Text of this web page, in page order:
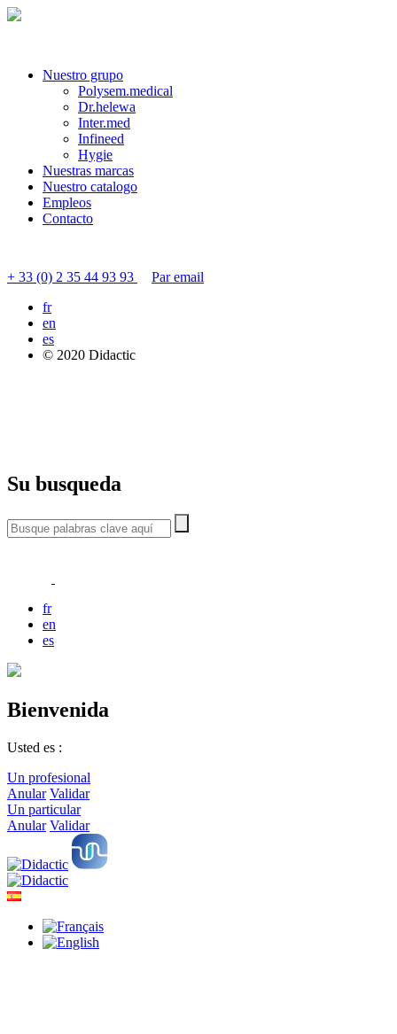
Nuestro grupo
Polysem.medical
Dr.helewa
Inter.med
Infineed
Hygie
Nuestras marcas
Nuestro catalogo
Empleos
Contacto
+ 33 (0) 2 35 44 93 93
Par email
fr
en
es
© 2020 Didactic
Su busqueda
fr
en
es
Bienvenida
Usted es :
Un profesional
Anular Validar
Un particular
Anular Validar